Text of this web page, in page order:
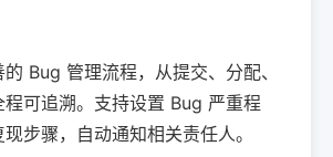
的 Bug 管理流程，从提交、分配、
可追溯。支持设置 Bug 严重程
步骤，自动通知相关责任人。